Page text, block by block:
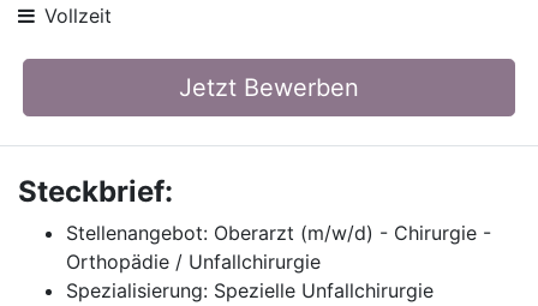
Vollzeit
Jetzt Bewerben
Steckbrief:
Stellenangebot: Oberarzt (m/w/d) - Chirurgie -
Orthopädie / Unfallchirurgie
Spezialisierung: Spezielle Unfallchirurgie